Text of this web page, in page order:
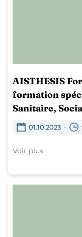
AISTHESIS
formation
Sanitaire,
01.10.2023 -
Voir plus